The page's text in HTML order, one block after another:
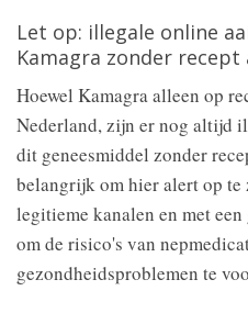
Let op: illegale online
Kamagra zonder recept
Hoewel Kamagra alleen op
Nederland, zijn er nog altijd
dit geneesmiddel zonder
belangrijk om hier alert op
legitieme kanalen en met
om de risico's van
gezondheidsproblemen te